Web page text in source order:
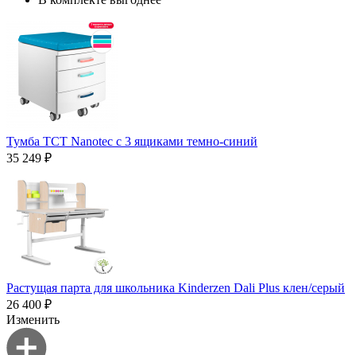
Тумба TCT Nanotec с 3 ящиками темно-синий
35 249 ₽
Растущая парта для школьника Kinderzen Dali Plus клен/серый
26 400 ₽
Изменить